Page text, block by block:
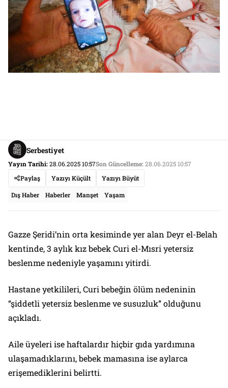
Serbestiyet
Yayın Tarihi:28.06.2025 10:57Son Güncelleme:28.06.2025 10:57
Paylaş
Yazıyı Küçült Yazıyı Büyüt
Dış Haber Haberler Manşet Yaşam
Gazze Şeridi’nin orta kesiminde yer alan Deyr el-Belah
kentinde, 3 aylık kız bebek Curi el-Mısri yetersiz
beslenme nedeniyle yaşamını yitirdi.
Hastane yetkilileri, Curi bebeğin ölüm nedeninin
“şiddetli yetersiz beslenme ve susuzluk” olduğunu
açıkladı.
Aile üyeleri ise haftalardır hiçbir gıda yardımına
ulaşamadıklarını, bebek mamasına ise aylarca
erişemediklerini belirtti.